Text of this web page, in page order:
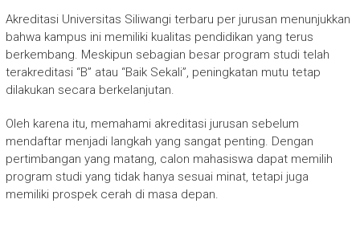
Akreditasi Universitas Siliwangi terbaru per jurusan menunjukkan
bahwa kampus ini memiliki kualitas pendidikan yang terus
berkembang. Meskipun sebagian besar program studi telah
terakreditasi “B” atau “Baik Sekali”, peningkatan mutu tetap
dilakukan secara berkelanjutan.
Oleh karena itu, memahami akreditasi jurusan sebelum
mendaftar menjadi langkah yang sangat penting. Dengan
pertimbangan yang matang, calon mahasiswa dapat memilih
program studi yang tidak hanya sesuai minat, tetapi juga
memiliki prospek cerah di masa depan.